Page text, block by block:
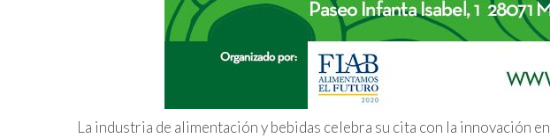
La industria de alimentación y bebidas celebra su cita con la innovación en